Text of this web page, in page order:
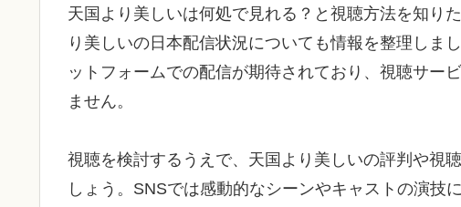
天国より美しいは何処で見れる？と視聴方法を知り
り美しいの日本配信状況についても情報を整理しま
ットフォームでの配信が期待されており、視聴サー
ません。
視聴を検討するうえで、天国より美しいの評判や視
しょう。SNSでは感動的なシーンやキャストの演技